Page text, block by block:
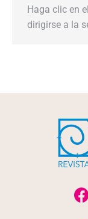
Haga clic en
dirigirse a la